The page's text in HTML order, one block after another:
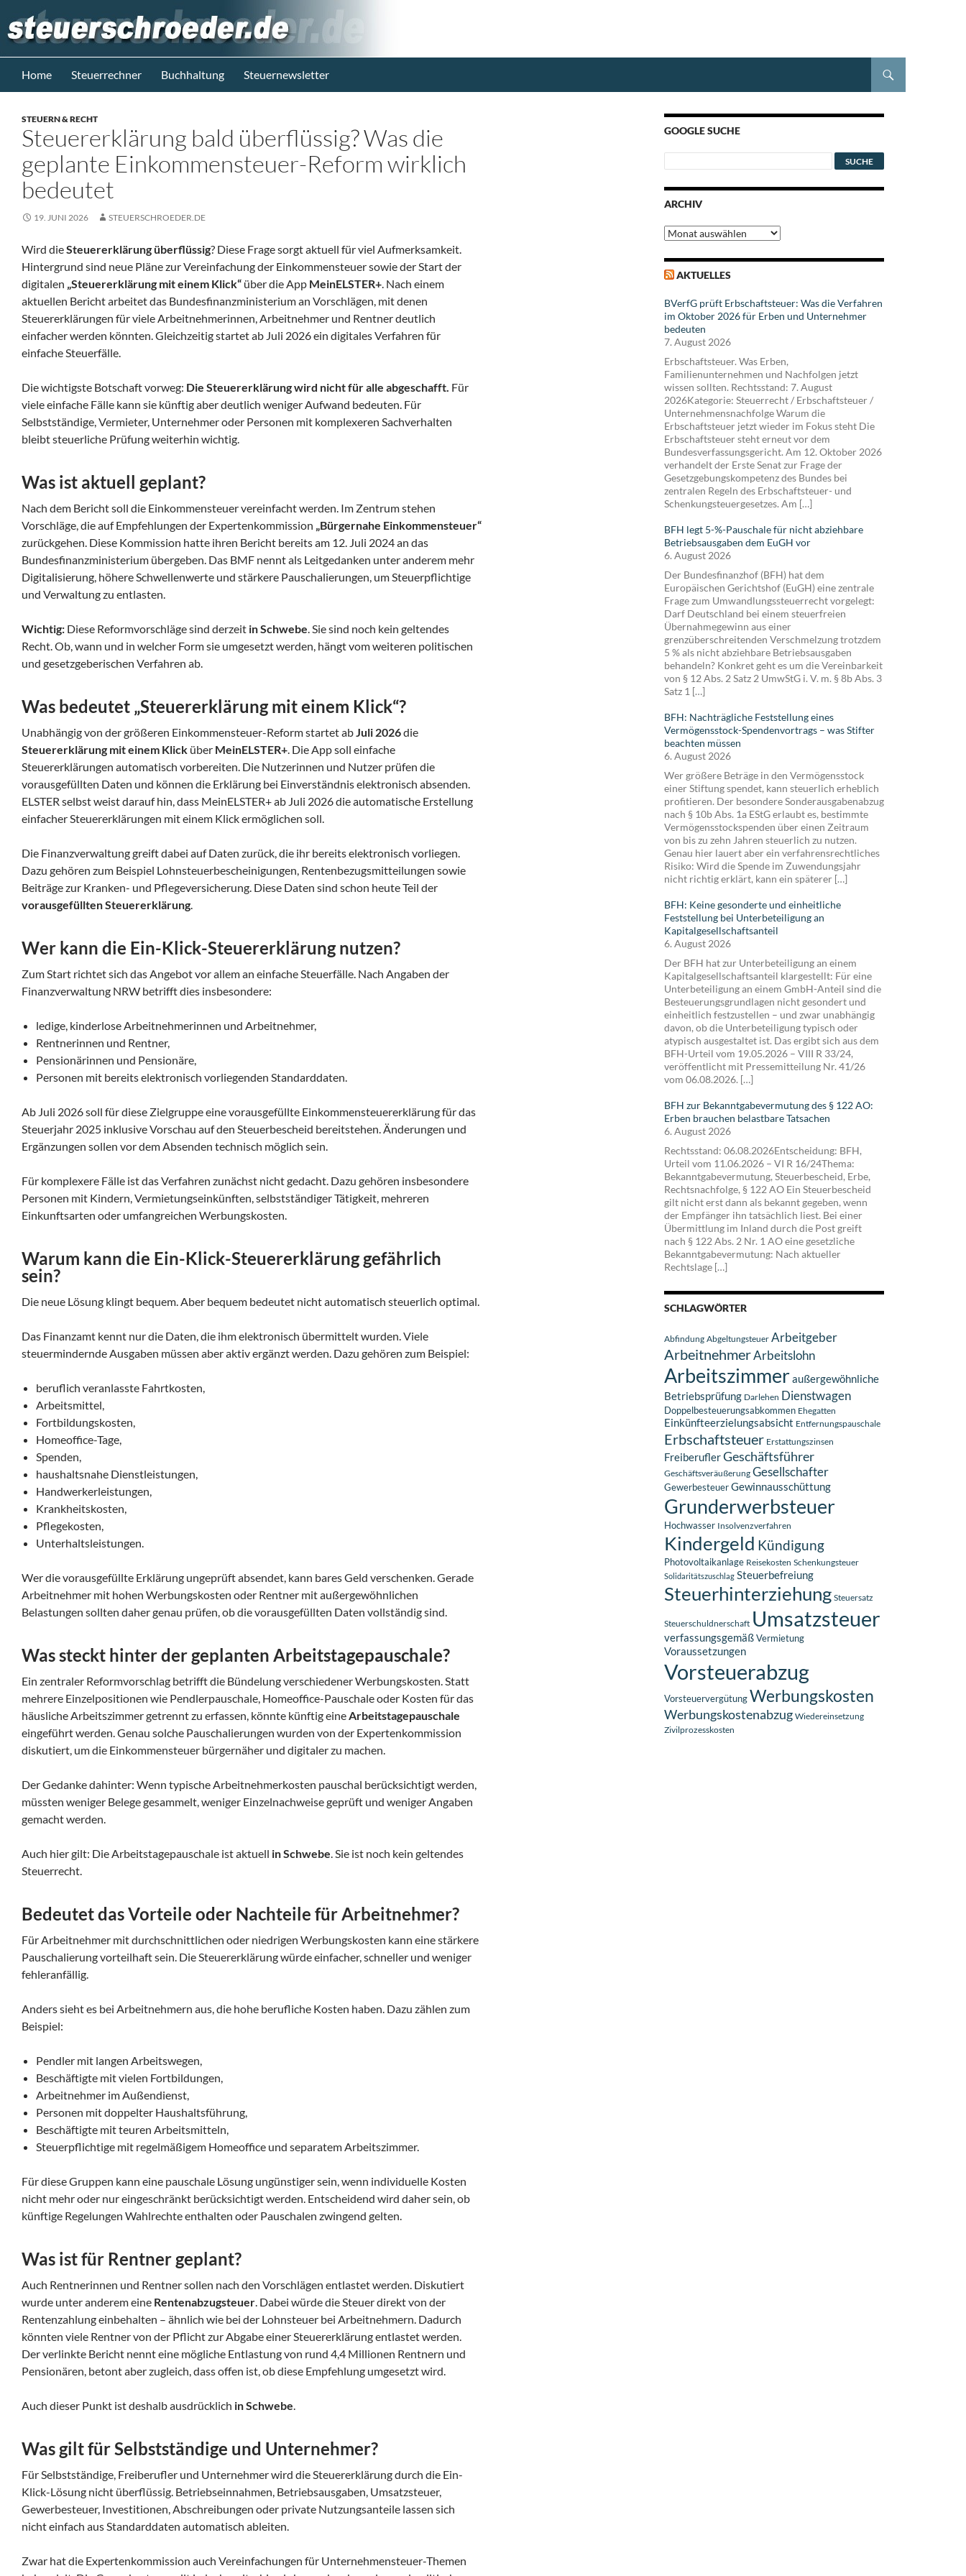
Inhalt
springen
Steuerblog www.steuerschroeder.de
Home Steuerrechner Buchhaltung Steuernewsletter
STEUERN & RECHT
Steuererklärung bald überflüssig? Was die
geplante Einkommensteuer-Reform wirklich
bedeutet
19. JUNI 2026 STEUERSCHROEDER.DE
Wird dieSteuererklärung überflüssig? Diese Frage sorgt aktuell für viel Aufmerksamkeit.
Hintergrund sind neue Pläne zur Vereinfachung der Einkommensteuer sowie der Start der
digitalen „Steuererklärung mit einem Klick“ über die App MeinELSTER+. Nach einem
aktuellen Bericht arbeitet das Bundesfinanzministerium an Vorschlägen, mit denen
Steuererklärungen für viele Arbeitnehmerinnen, Arbeitnehmer und Rentner deutlich
einfacher werden könnten. Gleichzeitig startet ab Juli 2026 ein digitales Verfahren für
einfache Steuerfälle.
Die wichtigste Botschaft vorweg: Die Steuererklärung wird nicht für alle abgeschafft. Für
viele einfache Fälle kann sie künftig aber deutlich weniger Aufwand bedeuten. Für
Selbstständige, Vermieter, Unternehmer oder Personen mit komplexeren Sachverhalten
bleibt steuerliche Prüfung weiterhin wichtig.
Was ist aktuell geplant?
Nach dem Bericht soll die Einkommensteuer vereinfacht werden. Im Zentrum stehen
Vorschläge, die auf Empfehlungen der Expertenkommission „Bürgernahe Einkommensteuer“
zurückgehen. Diese Kommission hatte ihren Bericht bereits am 12. Juli 2024 an das
Bundesfinanzministerium übergeben. Das BMF nennt als Leitgedanken unter anderem mehr
Digitalisierung, höhere Schwellenwerte und stärkere Pauschalierungen, um Steuerpflichtige
und Verwaltung zu entlasten.
Wichtig: Diese Reformvorschläge sind derzeit in Schwebe. Sie sind noch kein geltendes
Recht. Ob, wann und in welcher Form sie umgesetzt werden, hängt vom weiteren politischen
und gesetzgeberischen Verfahren ab.
Was bedeutet „Steuererklärung mit einem Klick“?
Unabhängig von der größeren Einkommensteuer-Reform startet abJuli 2026die
Steuererklärung mit einem Klick über MeinELSTER+. Die App soll einfache
Steuererklärungen automatisch vorbereiten. Die Nutzerinnen und Nutzer prüfen die
vorausgefüllten Daten und können die Erklärung bei Einverständnis elektronisch absenden.
ELSTER selbst weist darauf hin, dass MeinELSTER+ ab Juli 2026 die automatische Erstellung
einfacher Steuererklärungen mit einem Klick ermöglichen soll.
Die Finanzverwaltung greift dabei auf Daten zurück, die ihr bereits elektronisch vorliegen.
Dazu gehören zum Beispiel Lohnsteuerbescheinigungen, Rentenbezugsmitteilungen sowie
Beiträge zur Kranken- und Pflegeversicherung. Diese Daten sind schon heute Teil der
vorausgefüllten Steuererklärung.
Wer kann die Ein-Klick-Steuererklärung nutzen?
Zum Start richtet sich das Angebot vor allem an einfache Steuerfälle. Nach Angaben der
Finanzverwaltung NRW betrifft dies insbesondere:
ledige, kinderlose Arbeitnehmerinnen und Arbeitnehmer,
Rentnerinnen und Rentner,
Pensionärinnen und Pensionäre,
Personen mit bereits elektronisch vorliegenden Standarddaten.
Ab Juli 2026 soll für diese Zielgruppe eine vorausgefüllte Einkommensteuererklärung für das
Steuerjahr 2025 inklusive Vorschau auf den Steuerbescheid bereitstehen. Änderungen und
Ergänzungen sollen vor dem Absenden technisch möglich sein.
Für komplexere Fälle ist das Verfahren zunächst nicht gedacht. Dazu gehören insbesondere
Personen mit Kindern, Vermietungseinkünften, selbstständiger Tätigkeit, mehreren
Einkunftsarten oder umfangreichen Werbungskosten.
Warum kann die Ein-Klick-Steuererklärung gefährlich
sein?
Die neue Lösung klingt bequem. Aber bequem bedeutet nicht automatisch steuerlich optimal.
Das Finanzamt kennt nur die Daten, die ihm elektronisch übermittelt wurden. Viele
steuermindernde Ausgaben müssen aber aktiv ergänzt werden. Dazu gehören zum Beispiel:
beruflich veranlasste Fahrtkosten,
Arbeitsmittel,
Fortbildungskosten,
Homeoffice-Tage,
Spenden,
haushaltsnahe Dienstleistungen,
Handwerkerleistungen,
Krankheitskosten,
Pflegekosten,
Unterhaltsleistungen.
Wer die vorausgefüllte Erklärung ungeprüft absendet, kann bares Geld verschenken. Gerade
Arbeitnehmer mit hohen Werbungskosten oder Rentner mit außergewöhnlichen
Belastungen sollten daher genau prüfen, ob die vorausgefüllten Daten vollständig sind.
Was steckt hinter der geplanten Arbeitstagepauschale?
Ein zentraler Reformvorschlag betrifft die Bündelung verschiedener Werbungskosten. Statt
mehrere Einzelpositionen wie Pendlerpauschale, Homeoffice-Pauschale oder Kosten für das
häusliche Arbeitszimmer getrennt zu erfassen, könnte künftig eineArbeitstagepauschale
eingeführt werden. Genau solche Pauschalierungen wurden von der Expertenkommission
diskutiert, um die Einkommensteuer bürgernäher und digitaler zu machen.
Der Gedanke dahinter: Wenn typische Arbeitnehmerkosten pauschal berücksichtigt werden,
müssten weniger Belege gesammelt, weniger Einzelnachweise geprüft und weniger Angaben
gemacht werden.
Auch hier gilt: Die Arbeitstagepauschale ist aktuell in Schwebe. Sie ist noch kein geltendes
Steuerrecht.
Bedeutet das Vorteile oder Nachteile für Arbeitnehmer?
Für Arbeitnehmer mit durchschnittlichen oder niedrigen Werbungskosten kann eine stärkere
Pauschalierung vorteilhaft sein. Die Steuererklärung würde einfacher, schneller und weniger
fehleranfällig.
Anders sieht es bei Arbeitnehmern aus, die hohe berufliche Kosten haben. Dazu zählen zum
Beispiel:
Pendler mit langen Arbeitswegen,
Beschäftigte mit vielen Fortbildungen,
Arbeitnehmer im Außendienst,
Personen mit doppelter Haushaltsführung,
Beschäftigte mit teuren Arbeitsmitteln,
Steuerpflichtige mit regelmäßigem Homeoffice und separatem Arbeitszimmer.
Für diese Gruppen kann eine pauschale Lösung ungünstiger sein, wenn individuelle Kosten
nicht mehr oder nur eingeschränkt berücksichtigt werden. Entscheidend wird daher sein, ob
künftige Regelungen Wahlrechte enthalten oder Pauschalen zwingend gelten.
Was ist für Rentner geplant?
Auch Rentnerinnen und Rentner sollen nach den Vorschlägen entlastet werden. Diskutiert
wurde unter anderem eine Rentenabzugsteuer. Dabei würde die Steuer direkt von der
Rentenzahlung einbehalten – ähnlich wie bei der Lohnsteuer bei Arbeitnehmern. Dadurch
könnten viele Rentner von der Pflicht zur Abgabe einer Steuererklärung entlastet werden.
Der verlinkte Bericht nennt eine mögliche Entlastung von rund 4,4 Millionen Rentnern und
Pensionären, betont aber zugleich, dass offen ist, ob diese Empfehlung umgesetzt wird.
Auch dieser Punkt ist deshalb ausdrücklich in Schwebe.
Was gilt für Selbstständige und Unternehmer?
Für Selbstständige, Freiberufler und Unternehmer wird die Steuererklärung durch die Ein-
Klick-Lösung nicht überflüssig. Betriebseinnahmen, Betriebsausgaben, Umsatzsteuer,
Gewerbesteuer, Investitionen, Abschreibungen oder private Nutzungsanteile lassen sich
nicht einfach aus Standarddaten automatisch ableiten.
Zwar hat die Expertenkommission auch Vereinfachungen für Unternehmensteuer-Themen
GOOGLE SUCHE
ARCHIV
Archiv
AKTUELLES
BVerfG prüft Erbschaftsteuer: Was die Verfahren
im Oktober 2026 für Erben und Unternehmer
bedeuten
7. August 2026
Erbschaftsteuer. Was Erben,
Familienunternehmen und Nachfolgen jetzt
wissen sollten. Rechtsstand: 7. August
2026Kategorie: Steuerrecht / Erbschaftsteuer /
Unternehmensnachfolge Warum die
Erbschaftsteuer jetzt wieder im Fokus steht Die
Erbschaftsteuer steht erneut vor dem
Bundesverfassungsgericht. Am 12. Oktober 2026
verhandelt der Erste Senat zur Frage der
Gesetzgebungskompetenz des Bundes bei
zentralen Regeln des Erbschaftsteuer- und
Schenkungsteuergesetzes. Am […]
BFH legt 5-%-Pauschale für nicht abziehbare
Betriebsausgaben dem EuGH vor
6. August 2026
Der Bundesfinanzhof (BFH) hat dem
Europäischen Gerichtshof (EuGH) eine zentrale
Frage zum Umwandlungssteuerrecht vorgelegt:
Darf Deutschland bei einem steuerfreien
Übernahmegewinn aus einer
grenzüberschreitenden Verschmelzung trotzdem
5 % als nicht abziehbare Betriebsausgaben
behandeln? Konkret geht es um die Vereinbarkeit
von § 12 Abs. 2 Satz 2 UmwStG i. V. m. § 8b Abs. 3
Satz 1 […]
BFH: Nachträgliche Feststellung eines
Vermögensstock-Spendenvortrags – was Stifter
beachten müssen
6. August 2026
Wer größere Beträge in den Vermögensstock
einer Stiftung spendet, kann steuerlich erheblich
profitieren. Der besondere Sonderausgabenabzug
nach § 10b Abs. 1a EStG erlaubt es, bestimmte
Vermögensstockspenden über einen Zeitraum
von bis zu zehn Jahren steuerlich zu nutzen.
Genau hier lauert aber ein verfahrensrechtliches
Risiko: Wird die Spende im Zuwendungsjahr
nicht richtig erklärt, kann ein späterer […]
BFH: Keine gesonderte und einheitliche
Feststellung bei Unterbeteiligung an
Kapitalgesellschaftsanteil
6. August 2026
Der BFH hat zur Unterbeteiligung an einem
Kapitalgesellschaftsanteil klargestellt: Für eine
Unterbeteiligung an einem GmbH-Anteil sind die
Besteuerungsgrundlagen nicht gesondert und
einheitlich festzustellen – und zwar unabhängig
davon, ob die Unterbeteiligung typisch oder
atypisch ausgestaltet ist. Das ergibt sich aus dem
BFH-Urteil vom 19.05.2026 – VIII R 33/24,
veröffentlicht mit Pressemitteilung Nr. 41/26
vom 06.08.2026. […]
BFH zur Bekanntgabevermutung des § 122 AO:
Erben brauchen belastbare Tatsachen
6. August 2026
Rechtsstand: 06.08.2026Entscheidung: BFH,
Urteil vom 11.06.2026 – VI R 16/24Thema:
Bekanntgabevermutung, Steuerbescheid, Erbe,
Rechtsnachfolge, § 122 AO Ein Steuerbescheid
gilt nicht erst dann als bekannt gegeben, wenn
der Empfänger ihn tatsächlich liest. Bei einer
Übermittlung im Inland durch die Post greift
nach § 122 Abs. 2 Nr. 1 AO eine gesetzliche
Bekanntgabevermutung: Nach aktueller
Rechtslage […]
SCHLAGWÖRTER
Abfindung Abgeltungsteuer Arbeitgeber
ArbeitnehmerArbeitslohn
Arbeitszimmeraußergewöhnliche
Betriebsprüfung Darlehen Dienstwagen
Doppelbesteuerungsabkommen Ehegatten
Einkünfteerzielungsabsicht Entfernungspauschale
Erbschaftsteuer Erstattungszinsen
FreiberuflerGeschäftsführer
Geschäftsveräußerung Gesellschafter
GewerbesteuerGewinnausschüttung
Grunderwerbsteuer
Hochwasser Insolvenzverfahren
Kindergeld Kündigung
Photovoltaikanlage Reisekosten Schenkungsteuer
Solidaritätszuschlag Steuerbefreiung
Steuerhinterziehung Steuersatz
Steuerschuldnerschaft Umsatzsteuer
verfassungsgemäßVermietung
Voraussetzungen
Vorsteuerabzug
VorsteuervergütungWerbungskosten
Werbungskostenabzug Wiedereinsetzung
Zivilprozesskosten
Steuerberater
M. Schröder
Berlin